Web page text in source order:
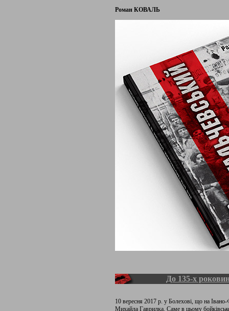
Роман КОВАЛЬ
До 135-х
10 вересня 2017 р. у Болехові, що на
Михайла Гаврилка. Саме в цьому